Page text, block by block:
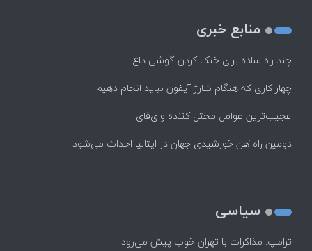
منابع خبری
چند راه‌ ساده برای خنک کردن گوشی داغ
چهار کاری که هنگام شارژ آیفون نباید انجام دهیم
عجیب‌ترین عوامل مختل کننده وای‌فای
دومین راه‌آهن خورشیدی جهان در ایتالیا احداث می‌شود
سیاسی
ترامپ: مذاکرات با تهران خوب پیش می‌رود